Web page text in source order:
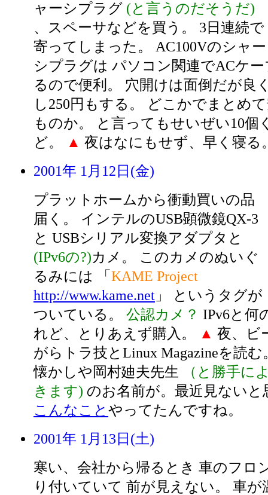
ャーシプラグ (と言うのだそうだ)
、スペーサなどを買う。 3日連続で
寄ってしまった。 AC100Vのシャー
シプラグは パソコン関連でACケ
るので便利。 穴開けは面倒だが良
し250円もする。 どこかでまとめ
ものか。 と言ってもせいぜい10個
ど。
▲ 夜はなにもせず、早く寝る
2001年 1月12日(金)
プラットホームから衝動買いの品
届く。 インテルのUSB顕微鏡QX-3
と USBシリアル変換アダプタと
(IPv6の?)カメ。 このカメのぬいぐ
るみには 「 KAME Project
http://www.kame.net 」 というタグが
ついている。 公認カメ？ IPv6と何
れど、とりあえず購入。
▲ 夜、ビ
がらトラ技とLinux Magazineを読
懐かしや岡村廸夫先生
（と勝手に
きます) のお名前が。最近見ない
こんなこと やってたんですね。
2001年 1月13日(土)
寒い、会社から帰るとき 車のフロ
り付いていて 前が見えない。 車が